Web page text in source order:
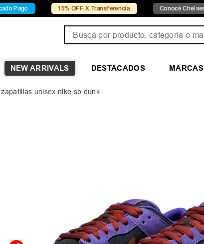
15% OFF X Transferencia Conocé Chelsea
NEW ARRIVALS DESTACADOS MARCAS
zapatillas unisex nike sb dunk